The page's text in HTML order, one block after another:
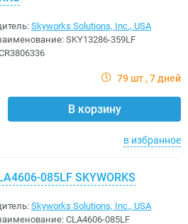
Skyworks Solutions, Inc., USA
SKY13286-359LF
79 шт 7 дней
В корзину
в избранное
085LF SKYWORKS
Skyworks Solutions, Inc., USA
CLA4606-085LF